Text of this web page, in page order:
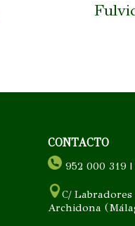
CONTACTO
952 000 319 |
C/
Archidona